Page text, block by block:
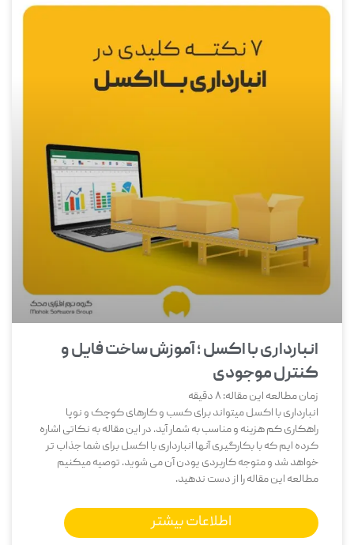
انبارداری با اکسل ؛ آموزش ساخت فایل و
کنترل موجودی
زمان مطالعه این مقاله:8دقیقه
انبارداری با اکسل میتواند برای کسب و کارهای کوچک و نوپا
راهکاری کم هزینه و مناسب به شمار آید. در این مقاله به نکاتی اشاره
کرده ایم که با بکارگیری آنها انبارداری با اکسل برای شما جذاب تر
خواهد شد و متوجه کاربردی یودن آن می شوید. توصیه میکنیم
مطالعه این مقاله را از دست ندهید.
اطلاعات بیشتر